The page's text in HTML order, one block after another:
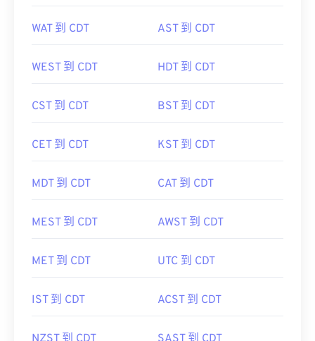
WAT 到 CDT AST 到 CDT
WEST 到 CDT HDT 到 CDT
CST 到 CDT BST 到 CDT
CET 到 CDT KST 到 CDT
MDT 到 CDT CAT 到 CDT
MEST 到 CDT AWST 到 CDT
MET 到 CDT UTC 到 CDT
IST 到 CDT ACST 到 CDT